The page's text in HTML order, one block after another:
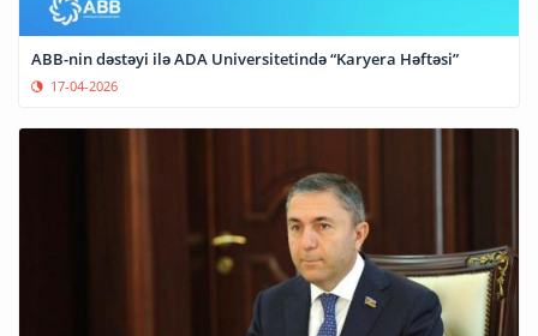
ABB-nin dəstəyi ilə ADA Universitetində “Karyera Həftəsi”
17-04-2026